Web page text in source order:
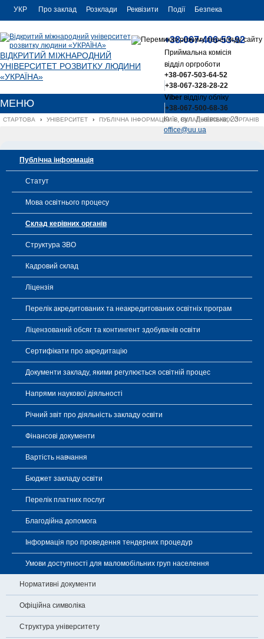
УКР
ENG
Про заклад Розклади Реквізити Події Безпека
ВІДКРИТИЙ МІЖНАРОДНИЙ
УНІВЕРСИТЕТ РОЗВИТКУ ЛЮДИНИ
«УКРАЇНА»
+38-067-406-53-92
Приймальна комісія
відділ оргроботи
+38-067-503-64-52
+38-067-328-28-22
Viberвідділу обліку
+38-067-500-68-36
Київ, вул. Львівська, 23
office@uu.ua
МЕНЮ
СТАРТОВА › УНІВЕРСИТЕТ › ПУБЛІЧНА ІНФОРМАЦІЯ › СКЛАД КЕРІВНИХ ОРГАНІВ
Публічна інформація
Статут
Мова освітнього процесу
Склад керівних органів
Структура ЗВО
Кадровий склад
Ліцензія
Перелік акредитованих та неакредитованих освітніх програм
Ліцензований обсяг та контингент здобувачів освіти
Сертифікати про акредитацію
Документи закладу, якими регулюється освітній процес
Напрями наукової діяльності
Річний звіт про діяльність закладу освіти
Фінансові документи
Вартість навчання
Бюджет закладу освіти
Перелік платних послуг
Благодійна допомога
Інформація про проведення тендерних процедур
Умови доступності для маломобільних груп населення
Нормативні документи
Офіційна символіка
Структура університету